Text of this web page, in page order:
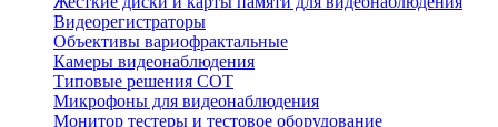
Видеорегистраторы
Объективы вариофрактальные
Камеры видеонаблюдения
Типовые решения СОТ
Микрофоны для видеонаблюдения
Монитор тестеры и тестовое оборудование